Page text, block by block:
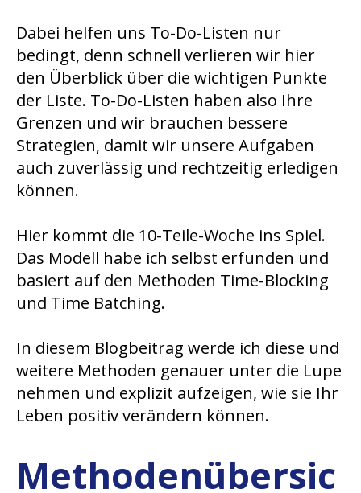
Dabei helfen uns To-Do-Listen nur
bedingt, denn schnell verlieren wir hier
den Überblick über die wichtigen Punkte
der Liste. To-Do-Listen haben also Ihre
Grenzen und wir brauchen bessere
Strategien, damit wir unsere Aufgaben
auch zuverlässig und rechtzeitig erledigen
können.
Hier kommt die 10-Teile-Woche ins Spiel.
Das Modell habe ich selbst erfunden und
basiert auf den Methoden Time-Blocking
und Time Batching.
In diesem Blogbeitrag werde ich diese und
weitere Methoden genauer unter die Lupe
nehmen und explizit aufzeigen, wie sie Ihr
Leben positiv verändern können.
Methodenübersic